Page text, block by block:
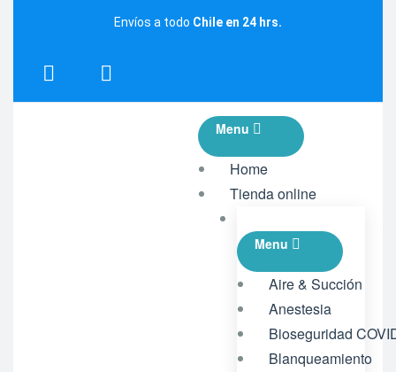
Envíos a todo Chile en 24 hrs.
Menu
Home
Tienda online
Menu
Aire & Succión
Anestesia
Bioseguridad
Blanqueamiento